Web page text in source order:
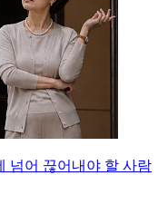
넘어 끊어내야 할 사람